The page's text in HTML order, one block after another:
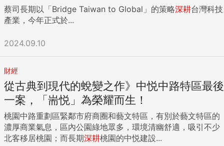
蔡司長期以「Bridge Taiwan to Global」的策略深耕台灣科技
產業，今年正式於...
2024.09.10
財經
從古典到現代的蛻變之作》中悦中路特區最後
一案，「耑悦」為榮耀而生！
桃園中路重劃區緊鄰市府商圈和藝文特區，有別於藝文特區的
濃厚商業氣息，區內公園綠地眾多，環境清幽舒適，吸引不少
北客移居桃園；而長期深耕桃園的中悦建設...